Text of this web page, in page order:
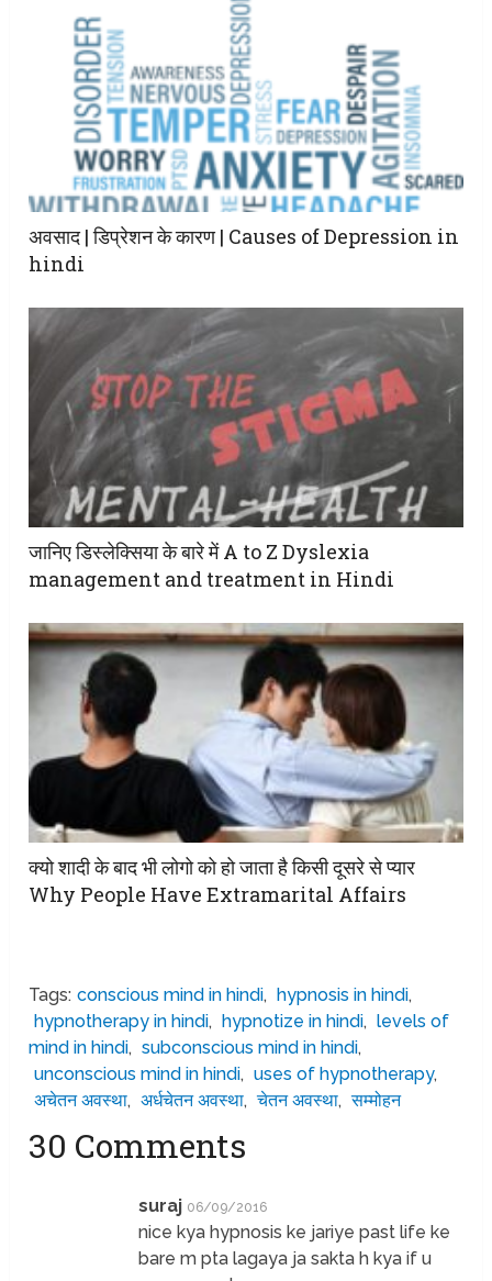
अवसाद | डिप्रेशन के कारण | Causes of Depression in
hindi
जानिए डिस्लेक्सिया के बारे में A to Z Dyslexia
management and treatment in Hindi
क्यो शादी के बाद भी लोगो को हो जाता है किसी दूसरे से प्यार
Why People Have Extramarital Affairs
Tags: conscious mind in hindi, hypnosis in hindi,
hypnotherapy in hindi, hypnotize in hindi, levels of
mind in hindi, subconscious mind in hindi,
unconscious mind in hindi, uses of hypnotherapy,
अचेतन अवस्था, अर्धचेतन अवस्था, चेतन अवस्था, सम्मोहन
30 Comments
suraj 06/09/2016
nice kya hypnosis ke jariye past life ke
bare m pta lagaya ja sakta h kya if u